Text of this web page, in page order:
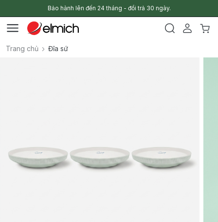
Bảo hành lên đến 24 tháng - đổi trả 30 ngày.
Trang chủ Đĩa sứ